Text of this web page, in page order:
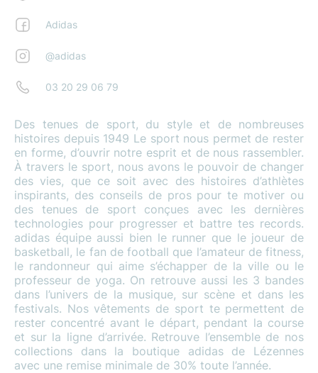
Adidas
@adidas
03 20 29 06 79
Des tenues de sport, du style et de nombreuses
histoires depuis 1949 Le sport nous permet de rester
en forme, d’ouvrir notre esprit et de nous rassembler.
À travers le sport, nous avons le pouvoir de changer
des vies, que ce soit avec des histoires d’athlètes
inspirants, des conseils de pros pour te motiver ou
des tenues de sport conçues avec les dernières
technologies pour progresser et battre tes records.
adidas équipe aussi bien le runner que le joueur de
basketball, le fan de football que l’amateur de fitness,
le randonneur qui aime s’échapper de la ville ou le
professeur de yoga. On retrouve aussi les 3 bandes
dans l’univers de la musique, sur scène et dans les
festivals. Nos vêtements de sport te permettent de
rester concentré avant le départ, pendant la course
et sur la ligne d’arrivée. Retrouve l’ensemble de nos
collections dans la boutique adidas de Lézennes
avec une remise minimale de 30% toute l’année.